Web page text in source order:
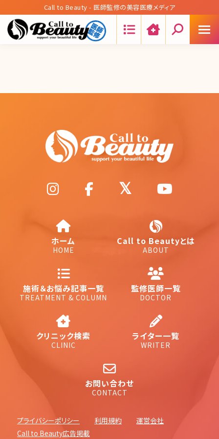
Call to Beauty - 医師監修の美容医療メディア
ホーム
HOME
Call to Beautyとは
ABOUT
施術＆お悩み記事一覧
TREATMENT & COLUMN
監修医師一覧
DOCTOR
クリニック検索
CLINIC
ライター一覧
WRITER
お問い合わせ
CONTACT
プライバシーポリシー 利用規約
運営会社
Call to Beauty広告掲載